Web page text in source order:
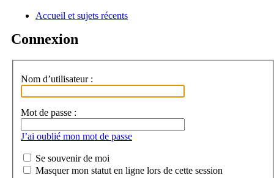
Accueil et sujets récents
Connexion
Nom d’utilisateur :
Mot de passe :
J’ai oublié mon mot de passe
Se souvenir de moi
Masquer mon statut en ligne lors de cette session